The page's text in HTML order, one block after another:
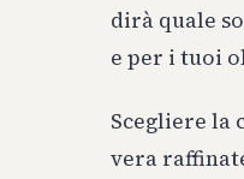
dirà quale
e per i tuoi
Scegliere la
vera